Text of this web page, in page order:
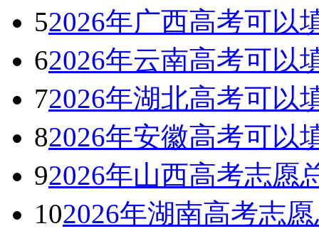
52026年广西高考可以
62026年云南高考可以
72026年湖北高考可以
82026年安徽高考可以
92026年山西高考志愿
102026年湖南高考志